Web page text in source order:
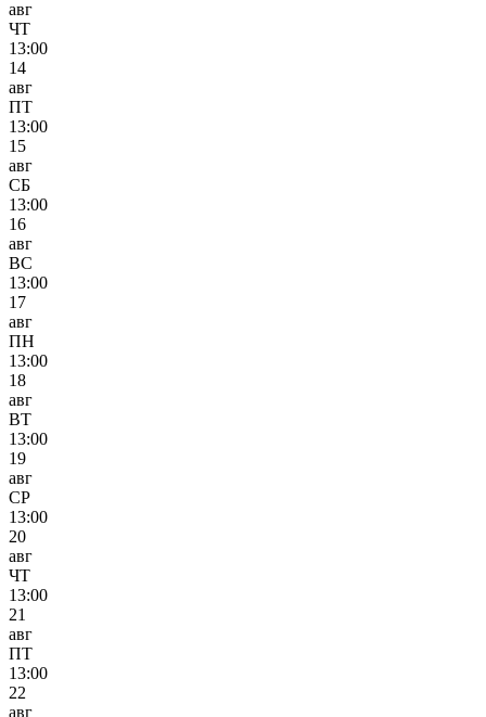
авг
ЧТ
13:00
14
авг
ПТ
13:00
15
авг
СБ
13:00
16
авг
ВС
13:00
17
авг
ПН
13:00
18
авг
ВТ
13:00
19
авг
СР
13:00
20
авг
ЧТ
13:00
21
авг
ПТ
13:00
22
авг